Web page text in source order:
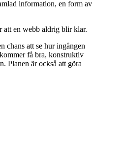
information, en form av
att en webb aldrig blir klar.
chans att se hur ingången
få bra, konstruktiv
Planen är också att göra